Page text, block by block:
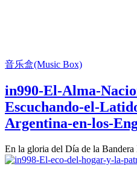
音乐盒(Music Box)
in990-El-Alma-
Escuchando-el-
Argentina-en-los-
En la gloria del Día de la Bandera